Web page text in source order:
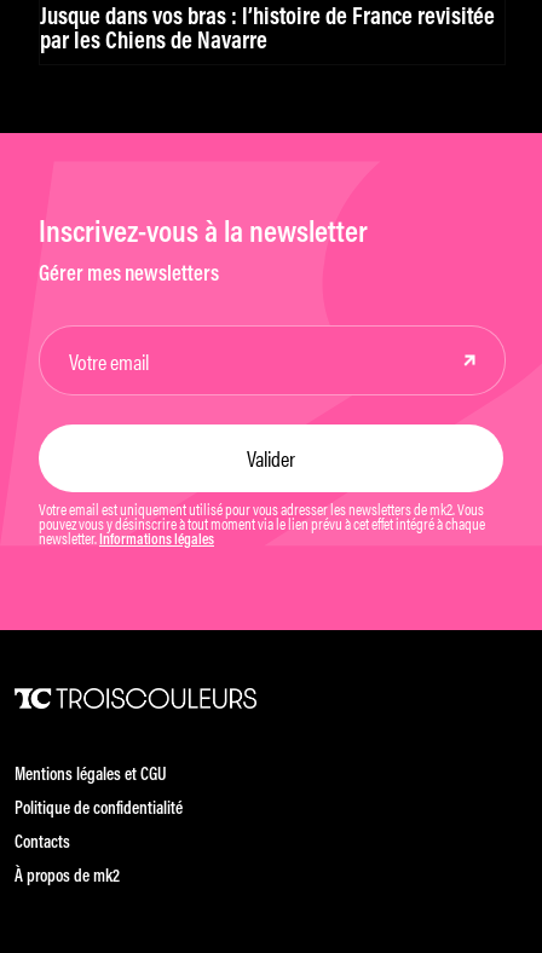
Jusque dans vos bras : l’histoire de France revisitée
par les Chiens de Navarre
Inscrivez-vous à la newsletter
Gérer mes newsletters
Votre email est uniquement utilisé pour vous adresser les newsletters de mk2. Vous
pouvez vous y désinscrire à tout moment via le lien prévu à cet effet intégré à chaque
newsletter. Informations légales
Mentions légales et CGU
Politique de confidentialité
Contacts
À propos de mk2